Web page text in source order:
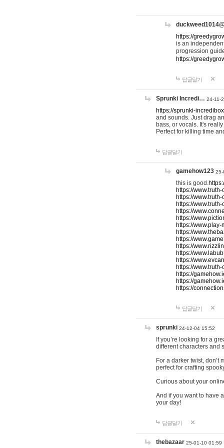
https://
is an
progression
https://
답글달기
Sprunki Incredi… 24-11-
https://sprunki-
and sounds. Just drag
bass, or vocals. It's
Perfect for killing time
답글달기
gamehow123 25-
this is good.
https://
https://
https://
https://
https://
https://
https://
https://
https://
https://
https://
https://
https://
https://
https://
답글달기
sprunki 24-12-04 15:52
If you’re looking for a
different characters and
For a darker twist, don’t
perfect for crafting
Curious about your
And if you want to have
your day!
답글달기
thebazaar 25-01-10 01:59